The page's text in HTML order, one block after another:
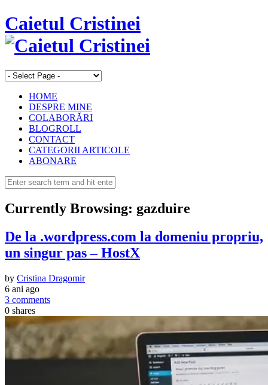
Caietul Cristinei
HOME
DESPRE MINE
COLABORĂRI
BLOGROLL
CONTACT
CATEGORII ARTICOLE
ABONARE
Currently Browsing: gazduire
De la .wordpress.com la domeniu propriu,
un singur pas – HostX
by Cristina Dragomir
6 ani ago
3 comments
0 shares